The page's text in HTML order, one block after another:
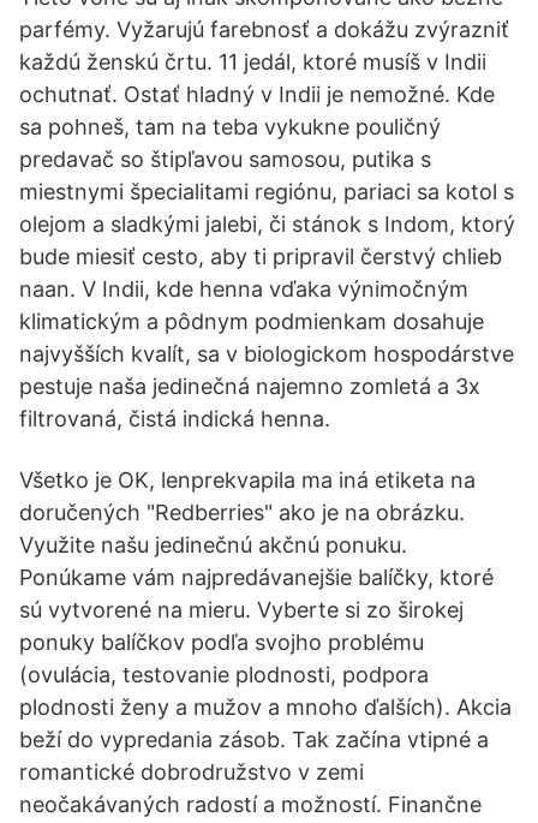
parfémy. Vyžarujú farebnosť a dokážu zvýrazniť
každú ženskú črtu. 11 jedál, ktoré musíš v Indii
ochutnať. Ostať hladný v Indii je nemožné. Kde
sa pohneš, tam na teba vykukne pouličný
predavač so štipľavou samosou, putika s
miestnymi špecialitami regiónu, pariaci sa kotol s
olejom a sladkými jalebi, či stánok s Indom, ktorý
bude miesiť cesto, aby ti pripravil čerstvý chlieb
naan. V Indii, kde henna vďaka výnimočným
klimatickým a pôdnym podmienkam dosahuje
najvyšších kvalít, sa v biologickom hospodárstve
pestuje naša jedinečná najemno zomletá a 3x
filtrovaná, čistá indická henna.
Všetko je OK, lenprekvapila ma iná etiketa na
doručených "Redberries" ako je na obrázku.
Využite našu jedinečnú akčnú ponuku.
Ponúkame vám najpredávanejšie balíčky, ktoré
sú vytvorené na mieru. Vyberte si zo širokej
ponuky balíčkov podľa svojho problému
(ovulácia, testovanie plodnosti, podpora
plodnosti ženy a mužov a mnoho ďalších). Akcia
beží do vypredania zásob. Tak začína vtipné a
romantické dobrodružstvo v zemi
neočakávaných radostí a možností. Finančne